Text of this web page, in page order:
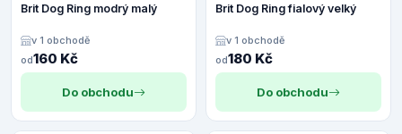
Brit Dog Ring modrý malý
v 1 obchodě
od160 Kč
Do obchodu
Brit Dog Ring fialový velký
v 1 obchodě
od180 Kč
Do obchodu